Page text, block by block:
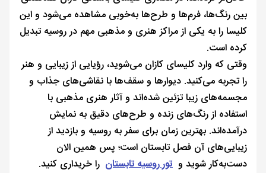
بین رنگ‌ها، فرم‌ها و طرح‌ها به‌خوبی مشاهده می‌شود و این
کلیسا را به‌ یکی از مراکز هنری و مذهبی مهم در روسیه تبدیل
کرده است.
وقتی که وارد کلیسای کازان می‌شوید، رؤیایی از زیبایی و هنر
را تجربه می‌کنید. دیوارها و سقف‌ها با نقاشی‌های جذاب و
مجسمه‌های زیبا تزئین شده‌اند و آثار هنری مذهبی با
استفاده از رنگ‌های زنده و طرح‌های دقیق به نمایش
درآمده‌اند. بهترین زمان برای سفر به روسیه و بازدید از
زیبایی‌های آن فصل تابستان است؛ پس همین الان
دست‌به‌کار شوید و تور روسیه تابستان را خریداری کنید.